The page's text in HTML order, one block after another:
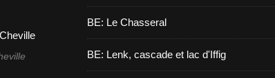
BE: Le Chasseral
BE: Lenk, cascade et lac d'Iffig